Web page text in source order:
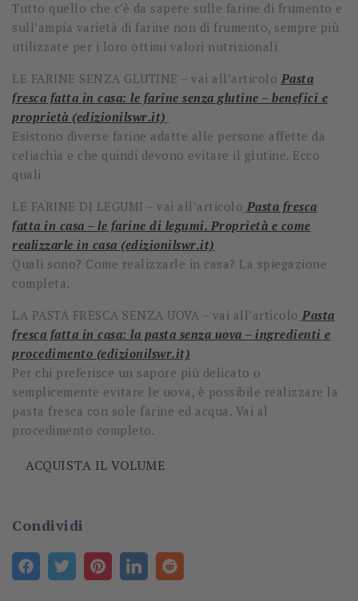
Tutto quello che c’è da sapere sulle farine di frumento e
sull’ampia varietà di farine non di frumento, sempre più
utilizzate per i loro ottimi valori nutrizionali
LE FARINE SENZA GLUTINE – vai all’articolo Pasta
fresca fatta in casa: le farine senza glutine – benefici e
proprietà (edizionilswr.it)
Esistono diverse farine adatte alle persone affette da
celiachia e che quindi devono evitare il glutine. Ecco
quali
LE FARINE DI LEGUMI – vai all’articolo Pasta fresca
fatta in casa – le farine di legumi. Proprietà e come
realizzarle in casa (edizionilswr.it)
Quali sono? Come realizzarle in casa? La spiegazione
completa.
LA PASTA FRESCA SENZA UOVA – vai all’articolo Pasta
fresca fatta in casa: la pasta senza uova – ingredienti e
procedimento (edizionilswr.it)
Per chi preferisce un sapore più delicato o
semplicemente evitare le uova, è possibile realizzare la
pasta fresca con sole farine ed acqua. Vai al
procedimento completo.
ACQUISTA IL VOLUME
Condividi